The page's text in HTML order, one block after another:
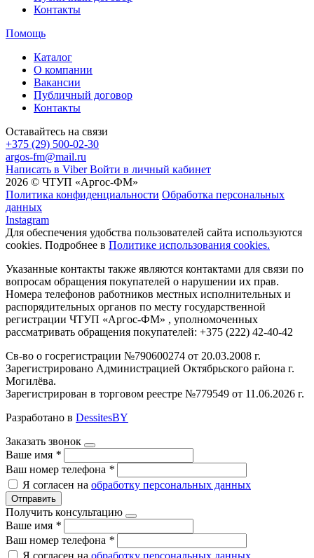
Контакты
Помощь
Каталог
О компании
Вакансии
Публичный договор
Контакты
Оставайтесь на связи
+375 (29) 500-02-30
argos-fm@mail.ru
Написать в Viber Войти в личный кабинет
2026 © ЧТУП «Аргос-ФМ»
Политика конфиденциальности Обработка персональных
данных
Instagram
Для обеспечения удобства пользователей сайта используются
cookies. Подробнее в Политике использования cookies.
Указанные контакты также являются контактами для связи по
вопросам обращения покупателей о нарушении их прав.
Номера телефонов работников местных исполнительных и
распорядительных органов по месту государственной
регистрации ЧТУП «Аргос-ФМ» , уполномоченных
рассматривать обращения покупателей: +375 (222) 42-40-42
Св-во о госрегистрации №790600274 от 20.03.2008 г.
Зарегистрировано Администрацией Октябрьского района г.
Могилёва.
Зарегистрирован в торговом реестре №779549 от 11.06.2026 г.
Разработано в DessitesBY
Заказать звонок
Ваше имя *
Ваш номер телефона *
Я согласен на обработку персональных данных
Отправить
Получить консультацию
Ваше имя *
Ваш номер телефона *
Я согласен на обработку персональных данных